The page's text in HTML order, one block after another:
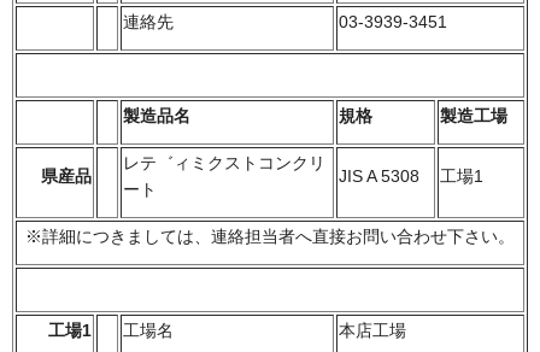
連絡先 03-3939-3451
製造品名 規格 製造工場
県産品
レテ゛ィミクストコンクリ
ート
JIS A 5308 工場1
※詳細につきましては、連絡担当者へ直接お問い合わせ下さい。
工場1 工場名 本店工場